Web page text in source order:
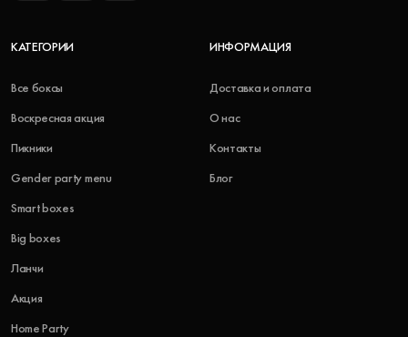
КАТЕГОРИИ
Все боксы
Воскресная акция
Пикники
Gender party menu
Smart boxes
Big boxes
Ланчи
Акция
Home Party
ИНФОРМАЦИЯ
Доставка и оплата
О нас
Контакты
Блог